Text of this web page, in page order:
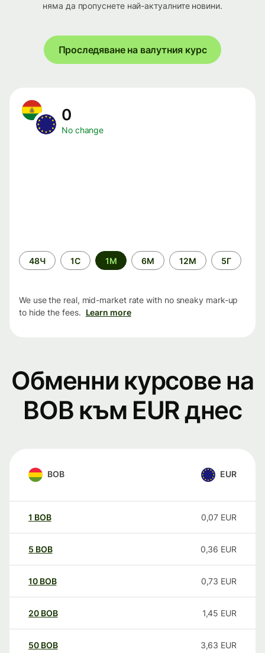
няма да пропуснете най-актуалните новини.
Проследяване на валутния курс
0
No change
Time
period
48Ч 1С 1М 6М 12М 5Г
We use the real, mid-market rate with no sneaky mark-up
to hide the fees. Learn more
Обменни курсове на
BOB към EUR днес
BOB EUR
1 BOB 0,07 EUR
5 BOB 0,36 EUR
10 BOB 0,73 EUR
20 BOB 1,45 EUR
50 BOB 3,63 EUR